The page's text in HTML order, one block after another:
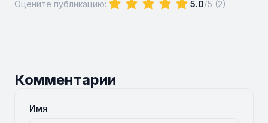
Оцените публикацию: 5.0/5 (2)
Комментарии
Имя